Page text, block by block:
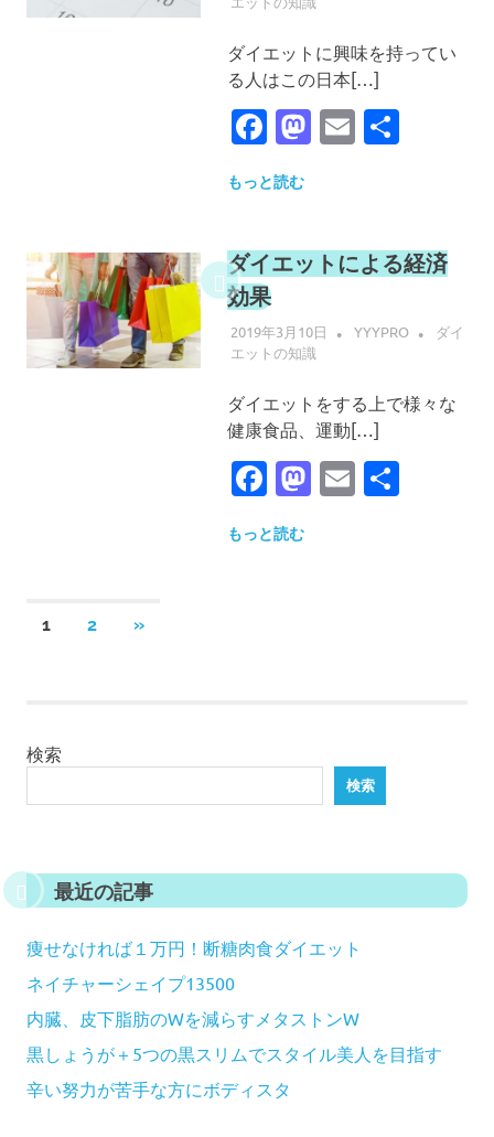
ダイエットに興味を持ってい
る人はこの日本[…]
Facebook
Mastodon
Email
共
もっと読む
ダイエットによる経済
効果
2019年3月10日 YYYPRO
ダイ
エットの知識
ダイエットをする上で様々な
健康食品、運動[…]
Facebook
Mastodon
Email
共
もっと読む
投
ジ
1 2
次
»
検索
検索
最近の記事
痩せなければ１万円！断糖肉食ダイエット
ネイチャーシェイプ13500
内臓、皮下脂肪のWを減らすメタストンW
黒しょうが＋5つの黒スリムでスタイル美人を目指す
辛い努力が苦手な方にボディスタ